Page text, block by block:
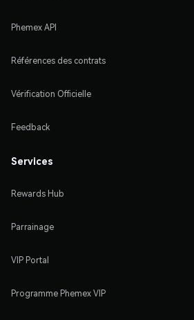
Phemex API
Références des contrats
Vérification Officielle
Feedback
Services
Rewards Hub
Parrainage
VIP Portal
Programme Phemex VIP